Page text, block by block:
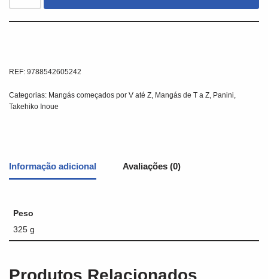
REF: 9788542605242
Categorias: Mangás começados por V até Z, Mangás de T a Z, Panini,
Takehiko Inoue
Informação adicional Avaliações (0)
Peso
325 g